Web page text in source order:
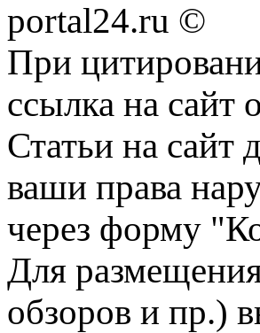
portal24.ru ©
При
ссылка на сайт
Статьи на сайт
ваши права
через форму
Для
обзоров и пр.)